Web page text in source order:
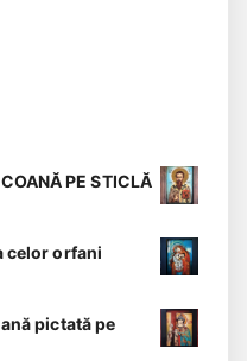
PE STICLĂ
celor orfani
pictată pe